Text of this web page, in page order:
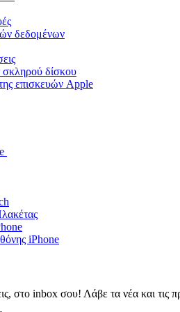
δεδομένων
δίσκου
επισκευών Apple
iPhone
στο inbox σου! Λάβε τα νέα και τις